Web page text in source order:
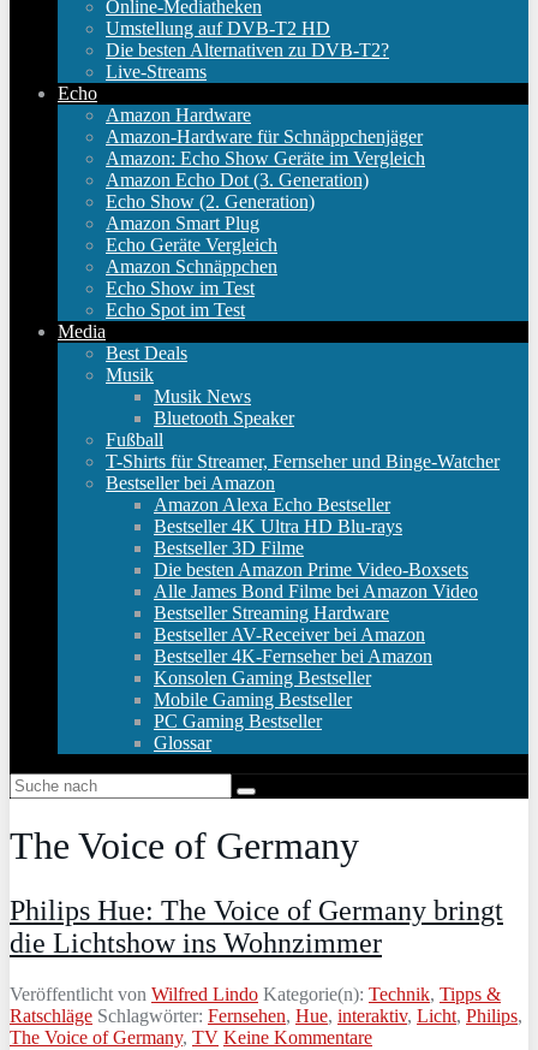
Online-Mediatheken
Umstellung auf DVB-T2 HD
Die besten Alternativen zu DVB-T2?
Live-Streams
Echo
Amazon Hardware
Amazon-Hardware für Schnäppchenjäger
Amazon: Echo Show Geräte im Vergleich
Amazon Echo Dot (3. Generation)
Echo Show (2. Generation)
Amazon Smart Plug
Echo Geräte Vergleich
Amazon Schnäppchen
Echo Show im Test
Echo Spot im Test
Media
Best Deals
Musik
Musik News
Bluetooth Speaker
Fußball
T-Shirts für Streamer, Fernseher und Binge-Watcher
Bestseller bei Amazon
Amazon Alexa Echo Bestseller
Bestseller 4K Ultra HD Blu-rays
Bestseller 3D Filme
Die besten Amazon Prime Video-Boxsets
Alle James Bond Filme bei Amazon Video
Bestseller Streaming Hardware
Bestseller AV-Receiver bei Amazon
Bestseller 4K-Fernseher bei Amazon
Konsolen Gaming Bestseller
Mobile Gaming Bestseller
PC Gaming Bestseller
Glossar
The Voice of Germany
Philips Hue: The Voice of Germany bringt
die Lichtshow ins Wohnzimmer
Veröffentlicht von Wilfred Lindo Kategorie(n): Technik, Tipps &
Ratschläge Schlagwörter: Fernsehen, Hue, interaktiv, Licht, Philips,
The Voice of Germany, TV Keine Kommentare